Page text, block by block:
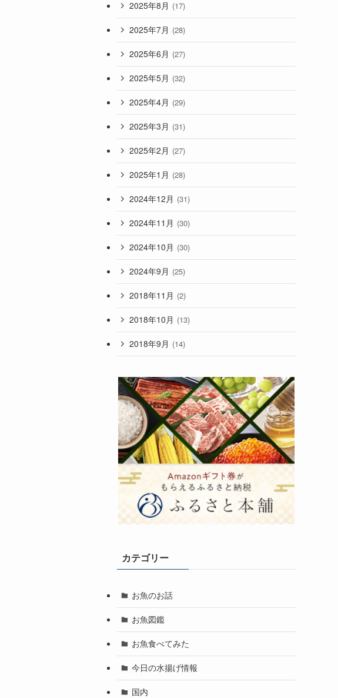
2025年8月 (17)
2025年7月 (28)
2025年6月 (27)
2025年5月 (32)
2025年4月 (29)
2025年3月 (31)
2025年2月 (27)
2025年1月 (28)
2024年12月 (31)
2024年11月 (30)
2024年10月 (30)
2024年9月 (25)
2018年11月 (2)
2018年10月 (13)
2018年9月 (14)
カテゴリー
お魚のお話
お魚図鑑
お魚食べてみた
今日の水揚げ情報
国内